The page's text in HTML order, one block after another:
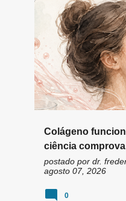
e
Colágeno
ciência
propaganda
postado por dr.
agosto 07, 2026
COLÁGENO
0